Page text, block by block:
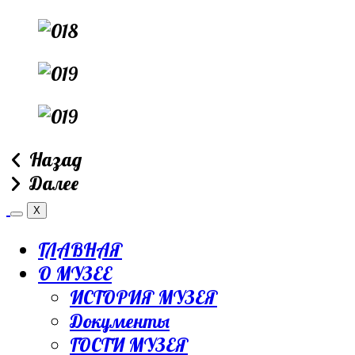
Назад
Далее
X
ГЛАВНАЯ
О МУЗЕЕ
ИСТОРИЯ МУЗЕЯ
Документы
ГОСТИ МУЗЕЯ